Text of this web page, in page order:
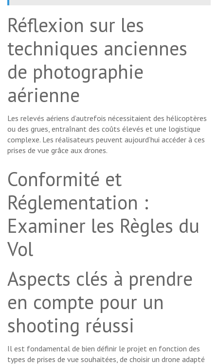
Réflexion sur les
techniques anciennes
de photographie
aérienne
Les relevés aériens d’autrefois nécessitaient des hélicoptères
ou des grues, entraînant des coûts élevés et une logistique
complexe. Les réalisateurs peuvent aujourd’hui accéder à ces
prises de vue grâce aux drones.
Conformité et
Réglementation :
Examiner les Règles du
Vol
Aspects clés à prendre
en compte pour un
shooting réussi
Il est fondamental de bien définir le projet en fonction des
types de prises de vue souhaitées, de choisir un drone adapté